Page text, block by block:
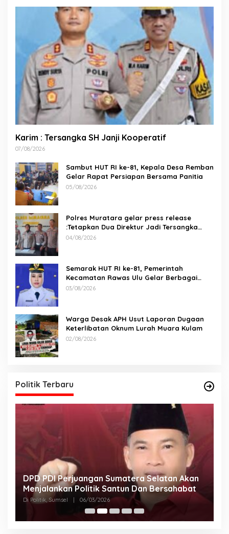
Karim : Tersangka SH Janji Kooperatif
07/08/2026
Sambut HUT RI ke-81, Kepala Desa Remban
Gelar Rapat Persiapan Bersama Panitia
05/08/2026
Polres Muratara gelar press release
:Tetapkan Dua Direktur Jadi Tersangka
Kecelakaan Maut antara Bus ALS dan
04/08/2026
Semarak HUT RI ke-81, Pemerintah
Kecamatan Rawas Ulu Gelar Berbagai
Lomba
03/08/2026
Warga Desak APH Usut Laporan Dugaan
Keterlibatan Oknum Lurah Muara Kulam
02/08/2026
Politik Terbaru
DPD PDI Perjuangan Sumatera Selatan Akan
Menjalankan Politik Santun Dan Bersahabat
Di Politik, Sumsel | 06/03/2026